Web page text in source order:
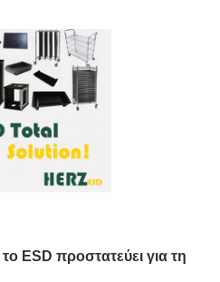
το ESD προστατεύει για τη